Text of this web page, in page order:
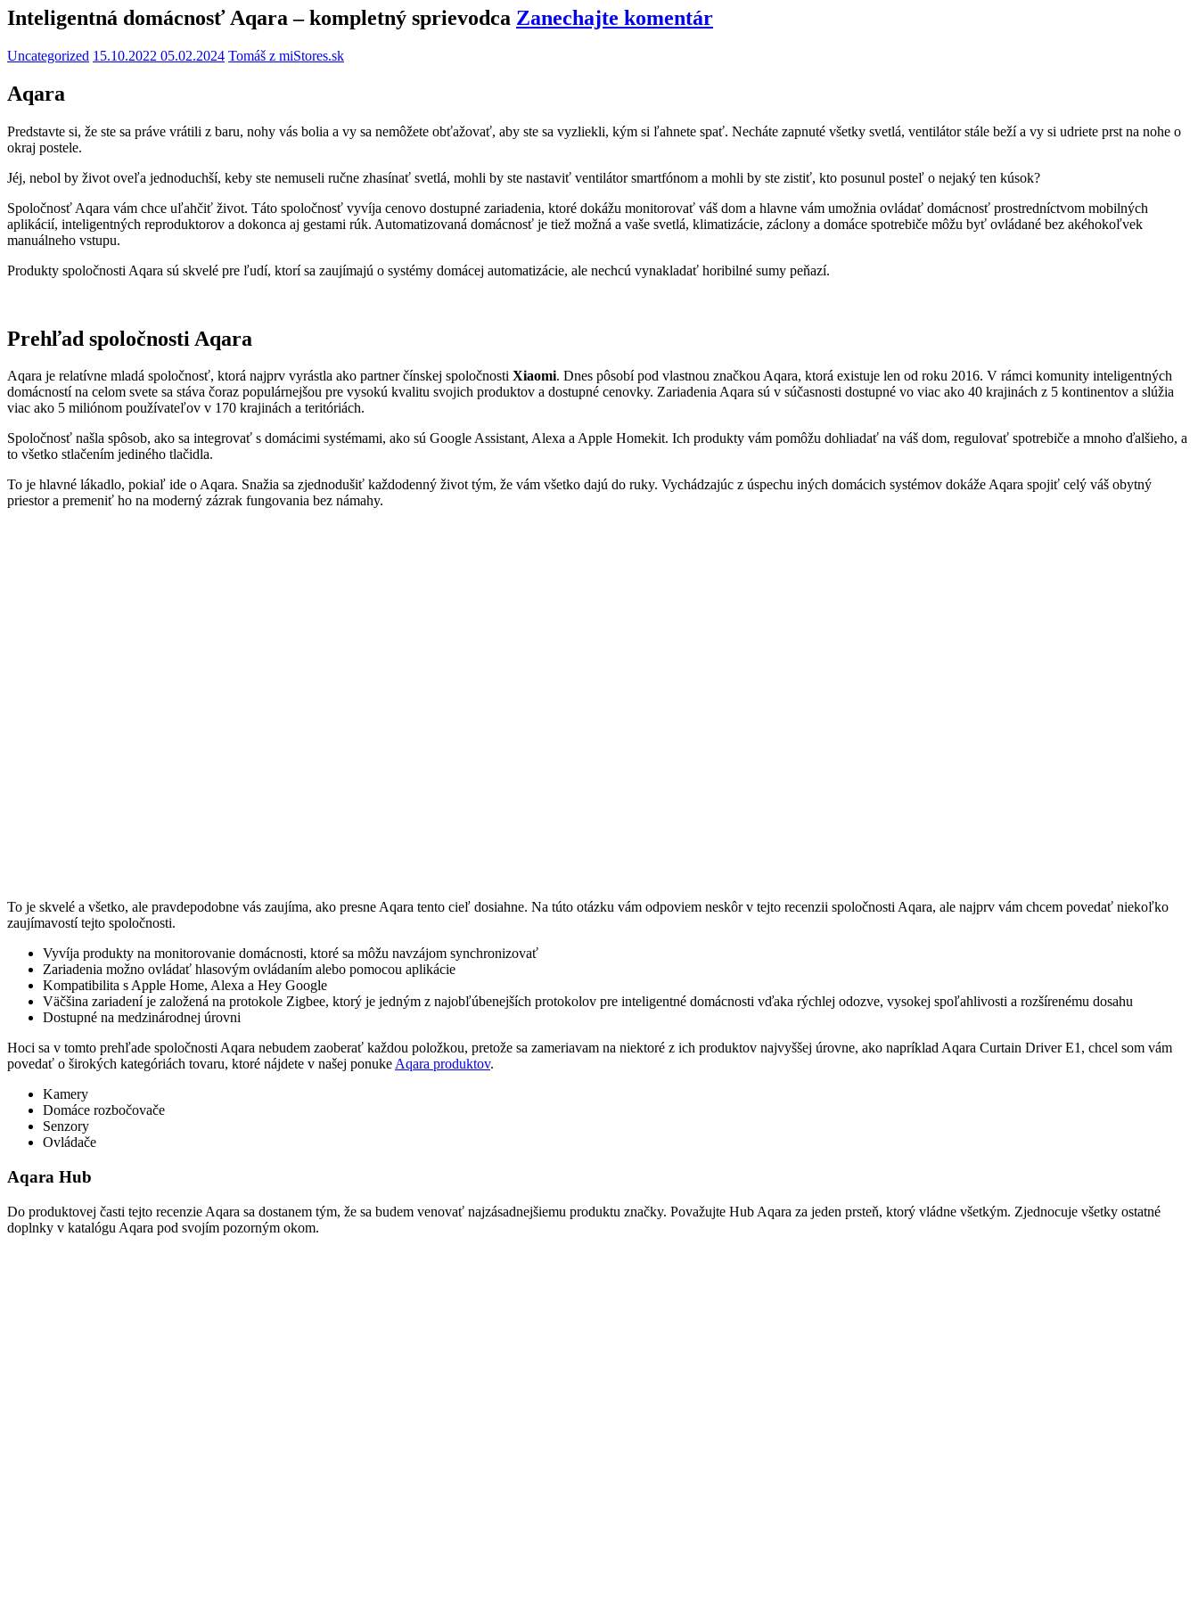
Inteligentná domácnosť Aqara – kompletný sprievodca Zanechajte komentár
Uncategorized 15.10.2022 05.02.2024 Tomáš z miStores.sk
Aqara
Predstavte si, že ste sa práve vrátili z baru, nohy vás bolia a vy sa nemôžete obťažovať, aby ste sa vyzliekli, kým si ľahnete spať. Necháte zapnuté všetky svetlá, ventilátor stále beží a vy si udriete prst na nohe o
okraj postele.
Jéj, nebol by život oveľa jednoduchší, keby ste nemuseli ručne zhasínať svetlá, mohli by ste nastaviť ventilátor smartfónom a mohli by ste zistiť, kto posunul posteľ o nejaký ten kúsok?
Spoločnosť Aqara vám chce uľahčiť život. Táto spoločnosť vyvíja cenovo dostupné zariadenia, ktoré dokážu monitorovať váš dom a hlavne vám umožnia ovládať domácnosť prostredníctvom mobilných
aplikácií, inteligentných reproduktorov a dokonca aj gestami rúk. Automatizovaná domácnosť je tiež možná a vaše svetlá, klimatizácie, záclony a domáce spotrebiče môžu byť ovládané bez akéhokoľvek
manuálneho vstupu.
Produkty spoločnosti Aqara sú skvelé pre ľudí, ktorí sa zaujímajú o systémy domácej automatizácie, ale nechcú vynakladať horibilné sumy peňazí.
Prehľad spoločnosti Aqara
Aqara je relatívne mladá spoločnosť, ktorá najprv vyrástla ako partner čínskej spoločnosti Xiaomi. Dnes pôsobí pod vlastnou značkou Aqara, ktorá existuje len od roku 2016. V rámci komunity inteligentných
domácností na celom svete sa stáva čoraz populárnejšou pre vysokú kvalitu svojich produktov a dostupné cenovky. Zariadenia Aqara sú v súčasnosti dostupné vo viac ako 40 krajinách z 5 kontinentov a slúžia
viac ako 5 miliónom používateľov v 170 krajinách a teritóriách.
Spoločnosť našla spôsob, ako sa integrovať s domácimi systémami, ako sú Google Assistant, Alexa a Apple Homekit. Ich produkty vám pomôžu dohliadať na váš dom, regulovať spotrebiče a mnoho ďalšieho, a
to všetko stlačením jediného tlačidla.
To je hlavné lákadlo, pokiaľ ide o Aqara. Snažia sa zjednodušiť každodenný život tým, že vám všetko dajú do ruky. Vychádzajúc z úspechu iných domácich systémov dokáže Aqara spojiť celý váš obytný
priestor a premeniť ho na moderný zázrak fungovania bez námahy.
To je skvelé a všetko, ale pravdepodobne vás zaujíma, ako presne Aqara tento cieľ dosiahne. Na túto otázku vám odpoviem neskôr v tejto recenzii spoločnosti Aqara, ale najprv vám chcem povedať niekoľko
zaujímavostí tejto spoločnosti.
Vyvíja produkty na monitorovanie domácnosti, ktoré sa môžu navzájom synchronizovať
Zariadenia možno ovládať hlasovým ovládaním alebo pomocou aplikácie
Kompatibilita s Apple Home, Alexa a Hey Google
Väčšina zariadení je založená na protokole Zigbee, ktorý je jedným z najobľúbenejších protokolov pre inteligentné domácnosti vďaka rýchlej odozve, vysokej spoľahlivosti a rozšírenému dosahu
Dostupné na medzinárodnej úrovni
Hoci sa v tomto prehľade spoločnosti Aqara nebudem zaoberať každou položkou, pretože sa zameriavam na niektoré z ich produktov najvyššej úrovne, ako napríklad Aqara Curtain Driver E1, chcel som vám
povedať o širokých kategóriách tovaru, ktoré nájdete v našej ponukeAqara produktov.
Kamery
Domáce rozbočovače
Senzory
Ovládače
Aqara Hub
Do produktovej časti tejto recenzie Aqara sa dostanem tým, že sa budem venovať najzásadnejšiemu produktu značky. Považujte Hub Aqara za jeden prsteň, ktorý vládne všetkým. Zjednocuje všetky ostatné
doplnky v katalógu Aqara pod svojím pozorným okom.